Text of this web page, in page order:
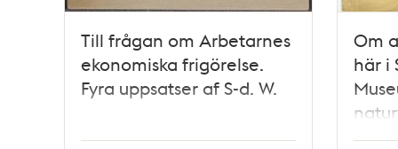
Till frågan om Arbetarnes
ekonomiska frigörelse.
Fyra uppsatser af S-d. W.
Om
här i